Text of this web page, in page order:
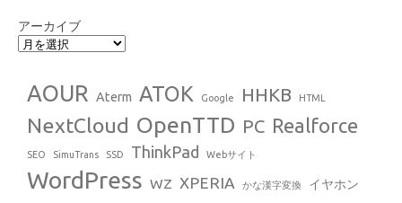
アーカイブ
AOUR Aterm ATOK Google HHKB HTML
NextCloud OpenTTD PC Realforce
SEO SimuTrans SSD ThinkPad Webサイト
WordPress WZ XPERIA かな漢字変換 イヤホン